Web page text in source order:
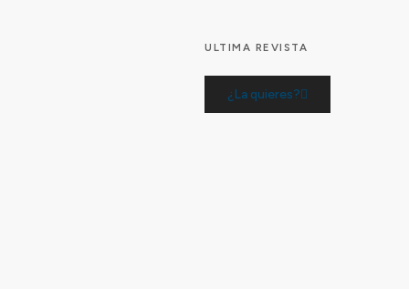
ULTIMA REVISTA
¿La quieres?